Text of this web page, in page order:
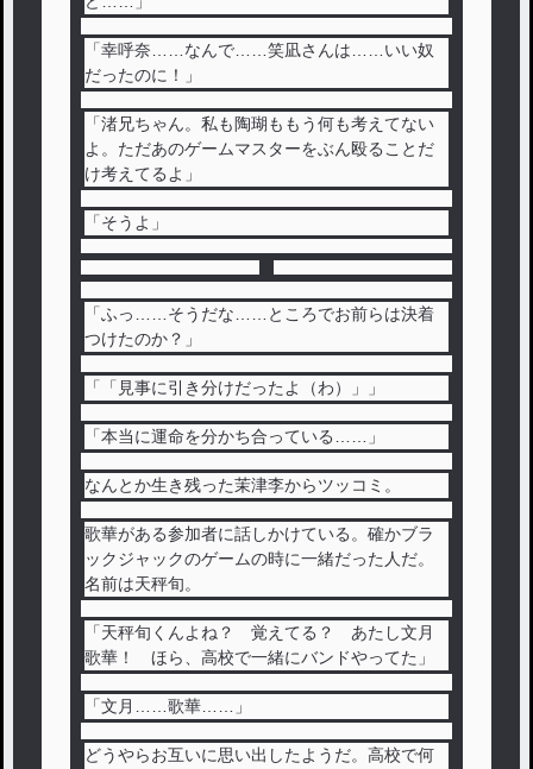
「幸呼奈……なんで……笑凪さんは……いい奴
だったのに！」
「渚兄ちゃん。私も陶瑚ももう何も考えてない
よ。ただあのゲームマスターをぶん殴ることだ
け考えてるよ」
「そうよ」
「ふっ……そうだな……ところでお前らは決着
つけたのか？」
「「見事に引き分けだったよ（わ）」」
「本当に運命を分かち合っている……」
なんとか生き残った茉津李からツッコミ。
歌華がある参加者に話しかけている。確かブラ
ックジャックのゲームの時に一緒だった人だ。
名前は天秤旬。
「天秤旬くんよね？ 覚えてる？ あたし文月
歌華！ ほら、高校で一緒にバンドやってた」
「文月……歌華……」
どうやらお互いに思い出したようだ。高校で何